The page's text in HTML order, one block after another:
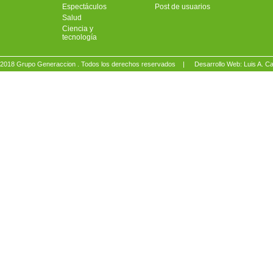
Espectáculos
Salud
Ciencia y
tecnología
Post de usuarios
2018 Grupo Generaccion . Todos los derechos reservados | Desarrollo Web: Luis